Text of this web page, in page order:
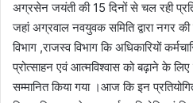
अग्रसेन जयंती की 15 दिनों से चल रही
जहां अग्रवाल नवयुवक समिति द्वारा नगर की
विभाग ,राजस्व विभाग कि अधिकारियों
प्रोत्साहन एवं आत्मविश्वास को बढ़ाने के लिए
सम्मानित किया गया ।आज कि इन